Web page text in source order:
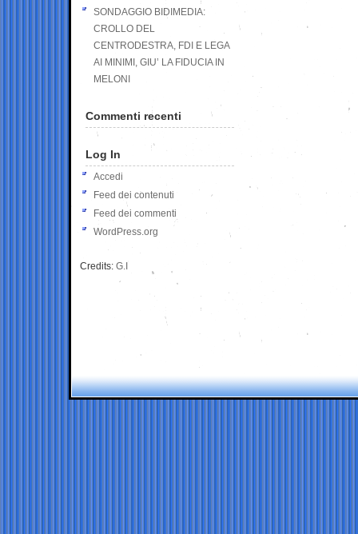
SONDAGGIO BIDIMEDIA:
CROLLO DEL
CENTRODESTRA, FDI E LEGA
AI MINIMI, GIU’ LA FIDUCIA IN
MELONI
Commenti recenti
Log In
Accedi
Feed dei contenuti
Feed dei commenti
WordPress.org
Credits: G.I